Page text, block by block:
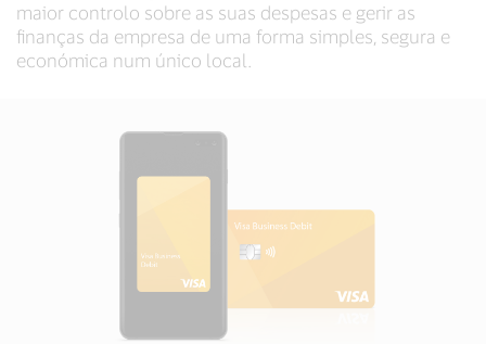
maior controlo sobre as suas despesas e gerir as
finanças da empresa de uma forma simples, segura e
económica num único local.